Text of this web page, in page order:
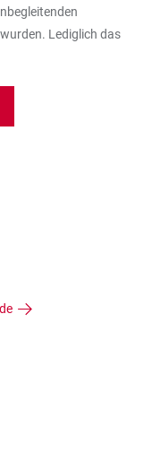
Lediglich das